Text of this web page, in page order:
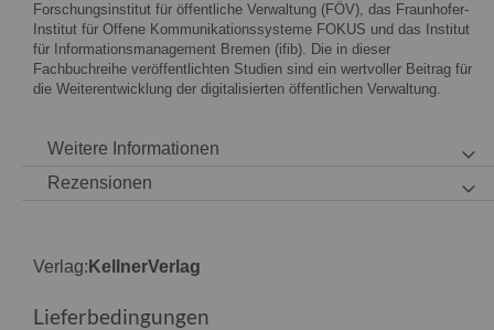
Forschungsinstitut für öffentliche Verwaltung (FÖV), das Fraunhofer-
Institut für Offene Kommunikationssysteme FOKUS und das Institut
für Informationsmanagement Bremen (ifib). Die in dieser
Fachbuchreihe veröffentlichten Studien sind ein wertvoller Beitrag für
die Weiterentwicklung der digitalisierten öffentlichen Verwaltung.
Weitere Informationen
Rezensionen
Verlag:KellnerVerlag
Lieferbedingungen